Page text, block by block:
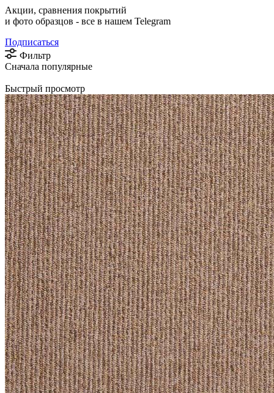
Акции, сравнения покрытий
и фото образцов - все в нашем Telegram
Подписаться
Фильтр
Сначала популярные
Быстрый просмотр